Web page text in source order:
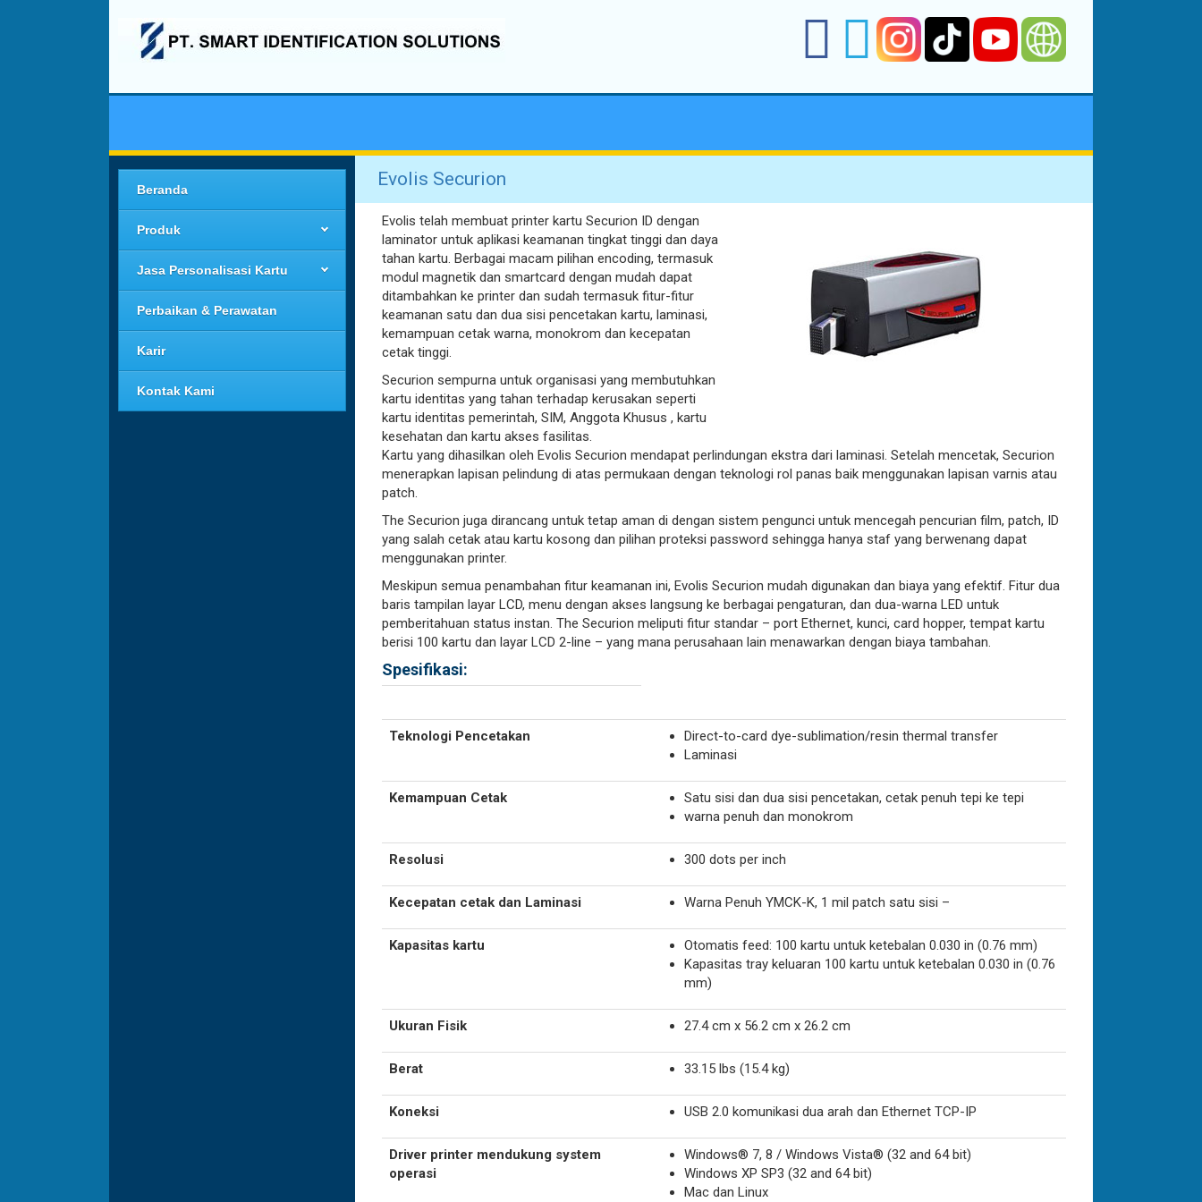
Beranda
Produk
Jasa Personalisasi Kartu
Perbaikan & Perawatan
Karir
Kontak Kami
Evolis Securion
Evolis telah membuat printer kartu Securion ID dengan
laminator untuk aplikasi keamanan tingkat tinggi dan daya
tahan kartu. Berbagai macam pilihan encoding, termasuk
modul magnetik dan smartcard dengan mudah dapat
ditambahkan ke printer dan sudah termasuk fitur-fitur
keamanan satu dan dua sisi pencetakan kartu, laminasi,
kemampuan cetak warna, monokrom dan kecepatan
cetak tinggi.
Securion sempurna untuk organisasi yang membutuhkan
kartu identitas yang tahan terhadap kerusakan seperti
kartu identitas pemerintah, SIM, Anggota Khusus , kartu
kesehatan dan kartu akses fasilitas.
Kartu yang dihasilkan oleh Evolis Securion mendapat perlindungan ekstra dari laminasi. Setelah mencetak, Securion
menerapkan lapisan pelindung di atas permukaan dengan teknologi rol panas baik menggunakan lapisan varnis atau
patch.
The Securion juga dirancang untuk tetap aman di dengan sistem pengunci untuk mencegah pencurian film, patch, ID
yang salah cetak atau kartu kosong dan pilihan proteksi password sehingga hanya staf yang berwenang dapat
menggunakan printer.
Meskipun semua penambahan fitur keamanan ini, Evolis Securion mudah digunakan dan biaya yang efektif. Fitur dua
baris tampilan layar LCD, menu dengan akses langsung ke berbagai pengaturan, dan dua-warna LED untuk
pemberitahuan status instan. The Securion meliputi fitur standar – port Ethernet, kunci, card hopper, tempat kartu
berisi 100 kartu dan layar LCD 2-line – yang mana perusahaan lain menawarkan dengan biaya tambahan.
Spesifikasi:
Teknologi Pencetakan
Direct-to-card dye-sublimation/resin thermal transfer
Laminasi
Kemampuan Cetak
Satu sisi dan dua sisi pencetakan, cetak penuh tepi ke tepi
warna penuh dan monokrom
Resolusi 300 dots per inch
Kecepatan cetak dan Laminasi Warna Penuh YMCK-K, 1 mil patch satu sisi –
Kapasitas kartu
Otomatis feed: 100 kartu untuk ketebalan 0.030 in (0.76 mm)
Kapasitas tray keluaran 100 kartu untuk ketebalan 0.030 in (0.76
mm)
Ukuran Fisik 27.4 cm x 56.2 cm x 26.2 cm
Berat 33.15 lbs (15.4 kg)
Koneksi USB 2.0 komunikasi dua arah dan Ethernet TCP-IP
Driver printer mendukung system
operasi
Windows® 7, 8 / Windows Vista® (32 and 64 bit)
Windows XP SP3 (32 and 64 bit)
Mac dan Linux